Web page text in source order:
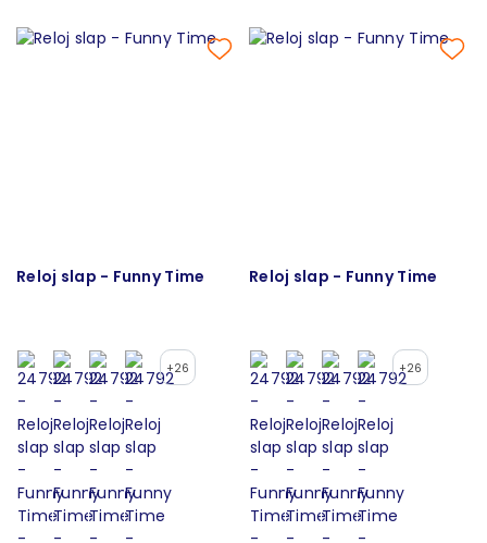
Reloj slap - Funny Time
+26
Reloj slap - Funny Time
+26